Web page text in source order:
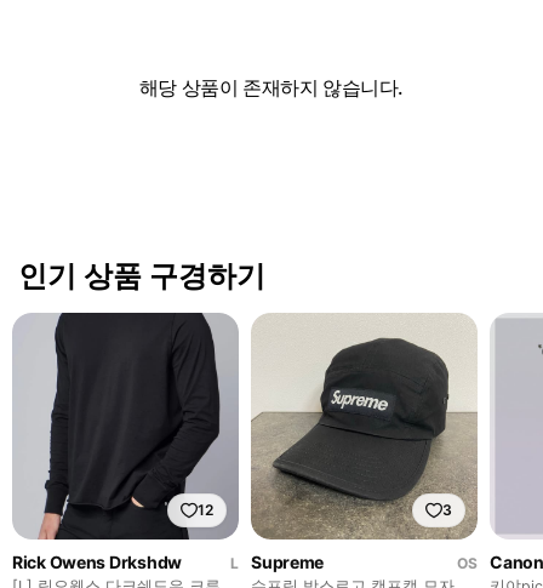
해당 상품이 존재하지 않습니다.
인기 상품 구경하기
12
Rick Owens Drkshdw
L
3
Supreme
OS
Canon